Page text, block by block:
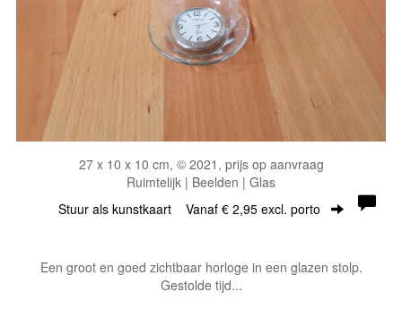
27 x 10 x 10 cm, © 2021, prijs op aanvraag
Ruimtelijk | Beelden | Glas
Stuur als kunstkaart Vanaf € 2,95 excl. porto
Een groot en goed zichtbaar horloge in een glazen stolp.
Gestolde tijd...